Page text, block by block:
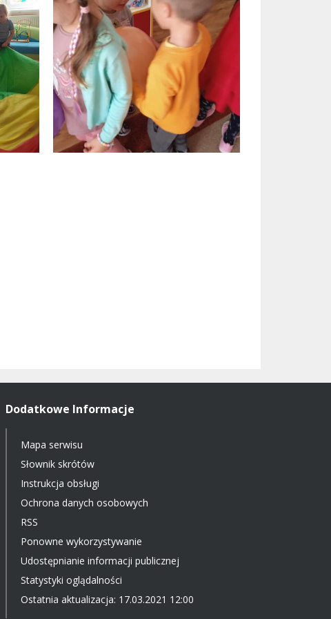
Dodatkowe Informacje
Mapa serwisu
Słownik skrótów
Instrukcja obsługi
Ochrona danych osobowych
RSS
Ponowne wykorzystywanie
Udostępnianie informacji publicznej
Statystyki oglądalności
Ostatnia aktualizacja: 17.03.2021 12:00